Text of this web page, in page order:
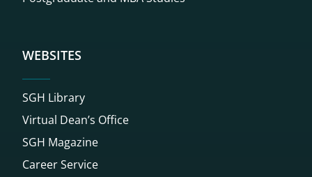
WEBSITES
SGH Library
Virtual Dean’s Office
SGH Magazine
Career Service